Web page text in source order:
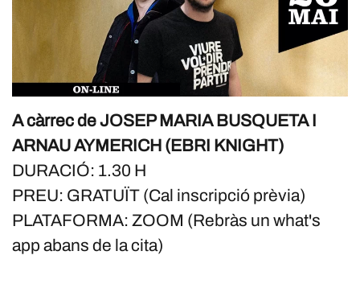
A càrrec de JOSEP MARIA BUSQUETA I
ARNAU AYMERICH (EBRI KNIGHT)
DURACIÓ: 1.30 H
PREU: GRATUÏT (Cal inscripció prèvia)
PLATAFORMA: ZOOM (Rebràs un what's
app abans de la cita)